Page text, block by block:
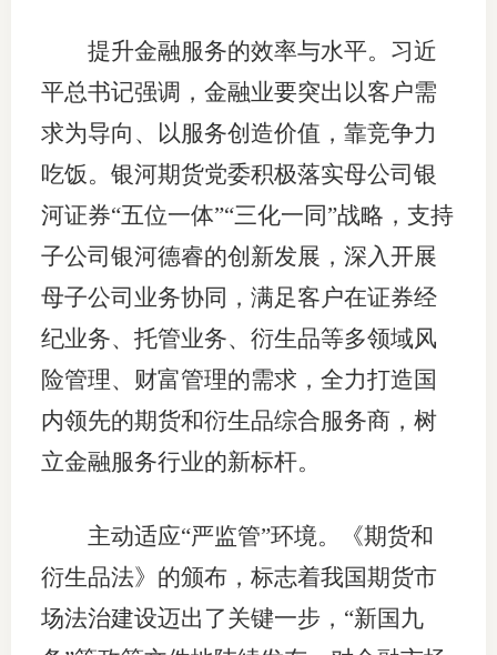
提升金融服务的效率与水平。习近
平总书记强调，金融业要突出以客户需
求为导向、以服务创造价值，靠竞争力
吃饭。银河期货党委积极落实母公司银
河证券“五位一体”“三化一同”战略，支持
子公司银河德睿的创新发展，深入开展
母子公司业务协同，满足客户在证券经
纪业务、托管业务、衍生品等多领域风
险管理、财富管理的需求，全力打造国
内领先的期货和衍生品综合服务商，树
立金融服务行业的新标杆。
主动适应“严监管”环境。《期货和
衍生品法》的颁布，标志着我国期货市
场法治建设迈出了关键一步，“新国九